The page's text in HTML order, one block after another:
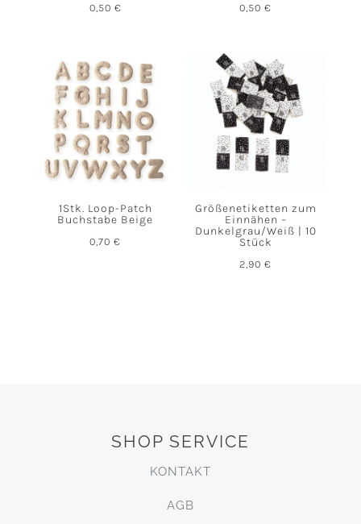
0,50 € 0,50€
1Stk. Loop-Patch
Buchstabe Beige
0,70€
Größenetiketten zum
Einnähen –
Dunkelgrau/Weiß | 10
Stück
2,90€
SHOP SERVICE
KONTAKT
AGB